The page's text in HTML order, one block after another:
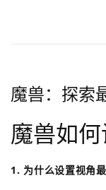
魔兽：探索
魔兽如
1. 为什么设置视角